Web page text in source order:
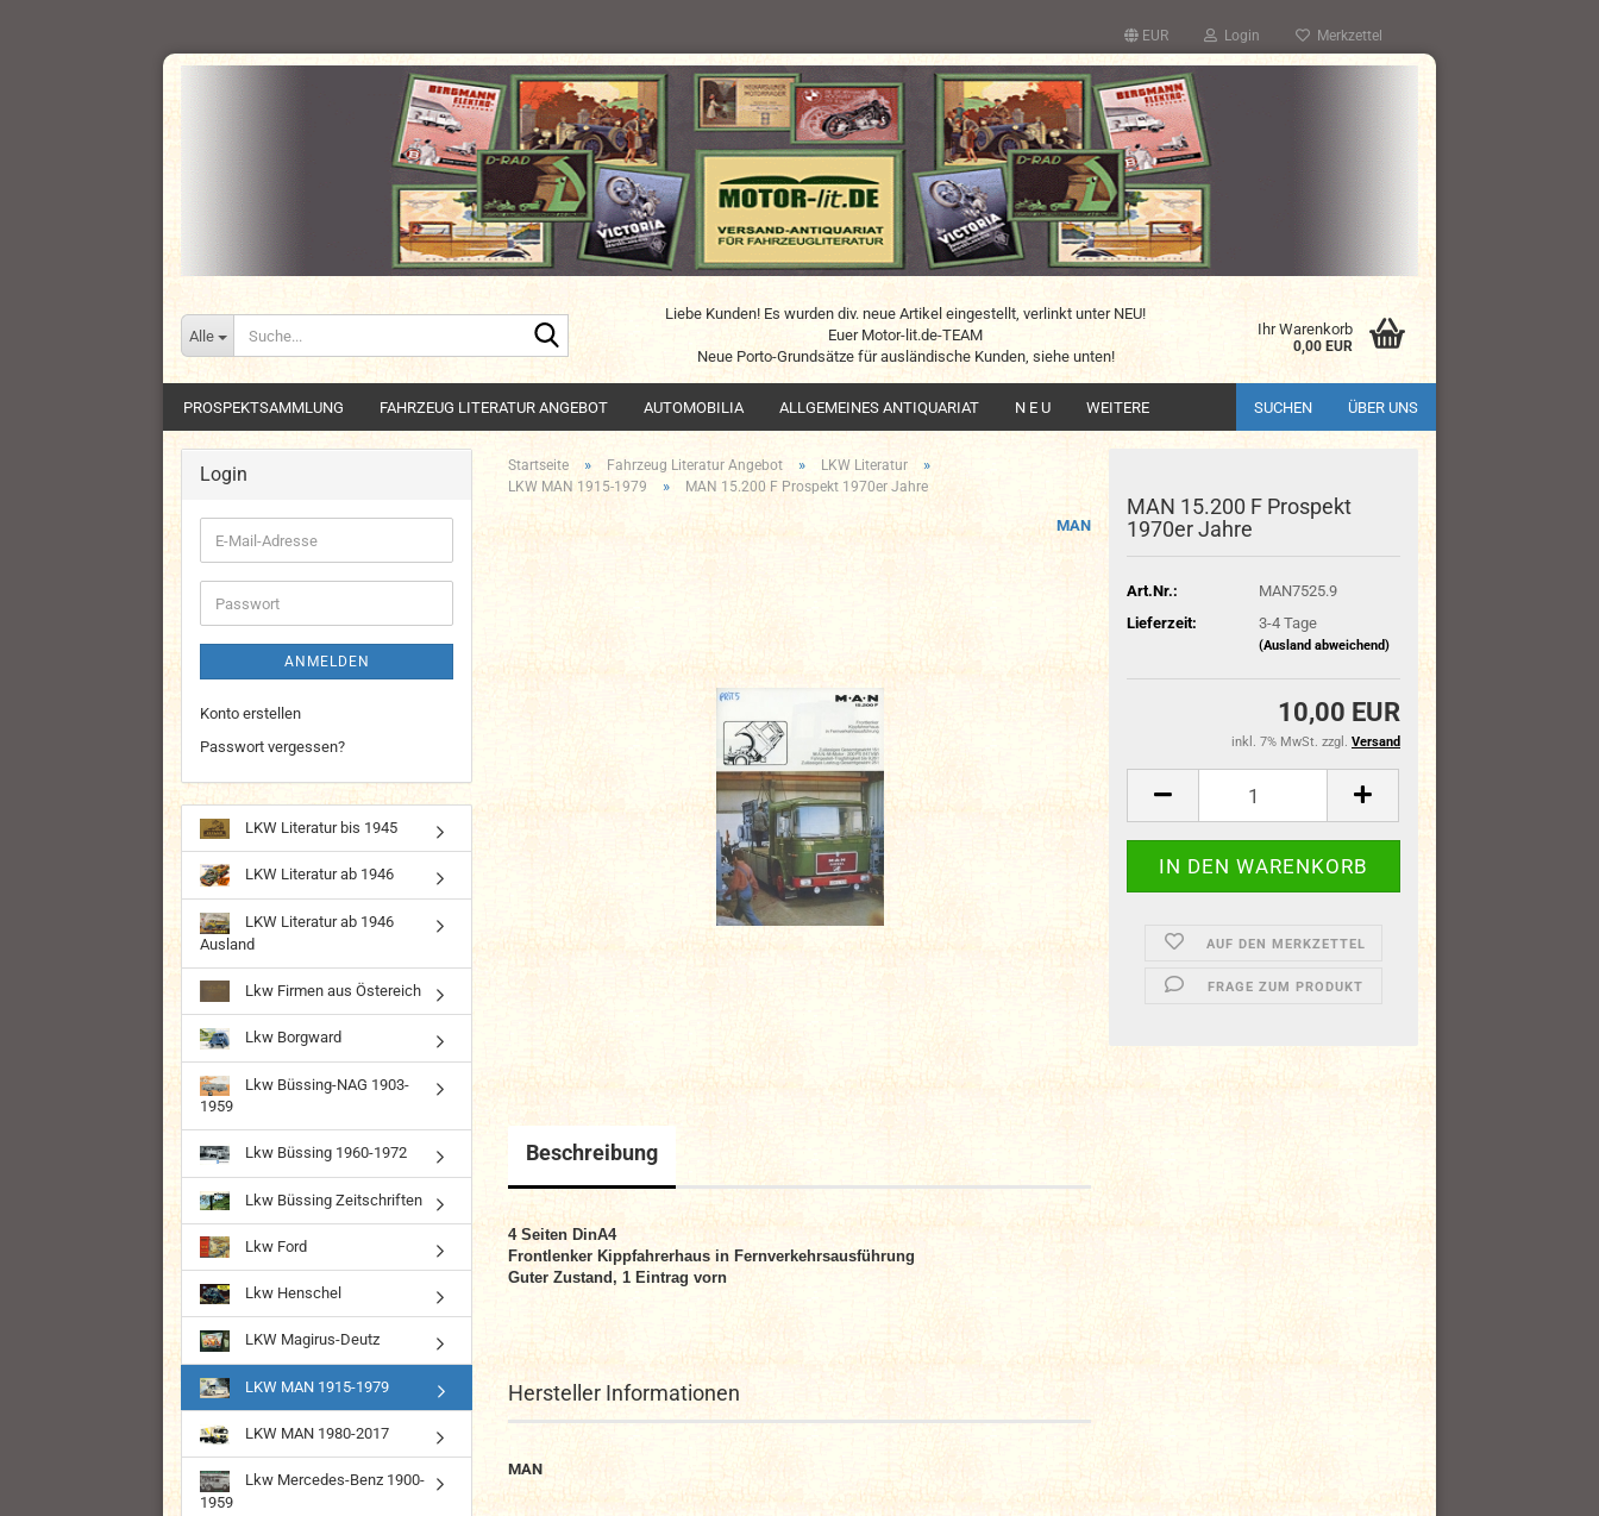
EUR Login Merkzettel
Alle
Liebe Kunden! Es wurden div. neue Artikel eingestellt, verlinkt unter NEU!
Euer Motor-lit.de-TEAM
Neue Porto-Grundsätze für ausländische Kunden, siehe unten!
Ihr Warenkorb
0,00 EUR
PROSPEKTSAMMLUNG FAHRZEUG LITERATUR ANGEBOT AUTOMOBILIA ALLGEMEINES ANTIQUARIAT N E U SUCHEN ÜBER UNS
WEITERE
Startseite » Fahrzeug Literatur Angebot » LKW Literatur »
LKW MAN 1915-1979 » MAN 15.200 F Prospekt 1970er Jahre
MAN
MAN 15.200 F Prospekt
1970er Jahre
Art.Nr.:
MAN7525.9
Lieferzeit:
3-4 Tage
(Ausland abweichend)
10,00 EUR
inkl. 7% MwSt. zzgl. Versand
AUF DEN MERKZETTEL
FRAGE ZUM PRODUKT
Beschreibung
4 Seiten DinA4
Frontlenker Kippfahrerhaus in Fernverkehrsausführung
Guter Zustand, 1 Eintrag vorn
Hersteller Informationen
MAN
Login
E-
Mail-
Adresse
Passwort
ANMELDEN
Konto erstellen
Passwort vergessen?
LKW Literatur bis 1945
LKW Literatur ab 1946
LKW Literatur ab 1946
Ausland
Lkw Firmen aus Östereich
Lkw Borgward
Lkw Büssing-NAG 1903-
1959
Lkw Büssing 1960-1972
Lkw Büssing Zeitschriften
Lkw Ford
Lkw Henschel
LKW Magirus-Deutz
LKW MAN 1915-1979
LKW MAN 1980-2017
Lkw Mercedes-Benz 1900-
1959